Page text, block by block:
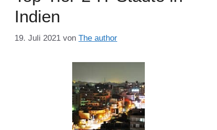
Indien
19. Juli 2021 von The author